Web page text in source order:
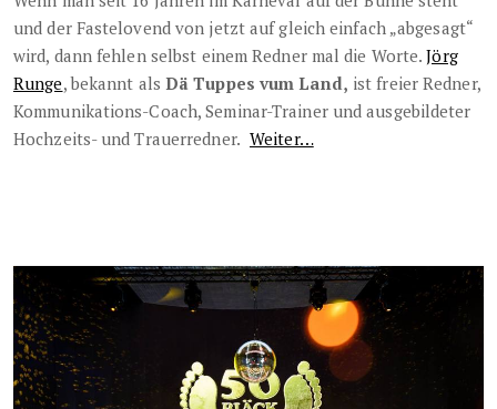
und der Fastelovend von jetzt auf gleich einfach „abgesagt“
wird, dann fehlen selbst einem Redner mal die Worte.Jörg
Runge, bekannt als Dä Tuppes vum Land, ist freier Redner,
Kommunikations-Coach, Seminar-Trainer und ausgebildeter
Hochzeits- und Trauerredner. Weiter…